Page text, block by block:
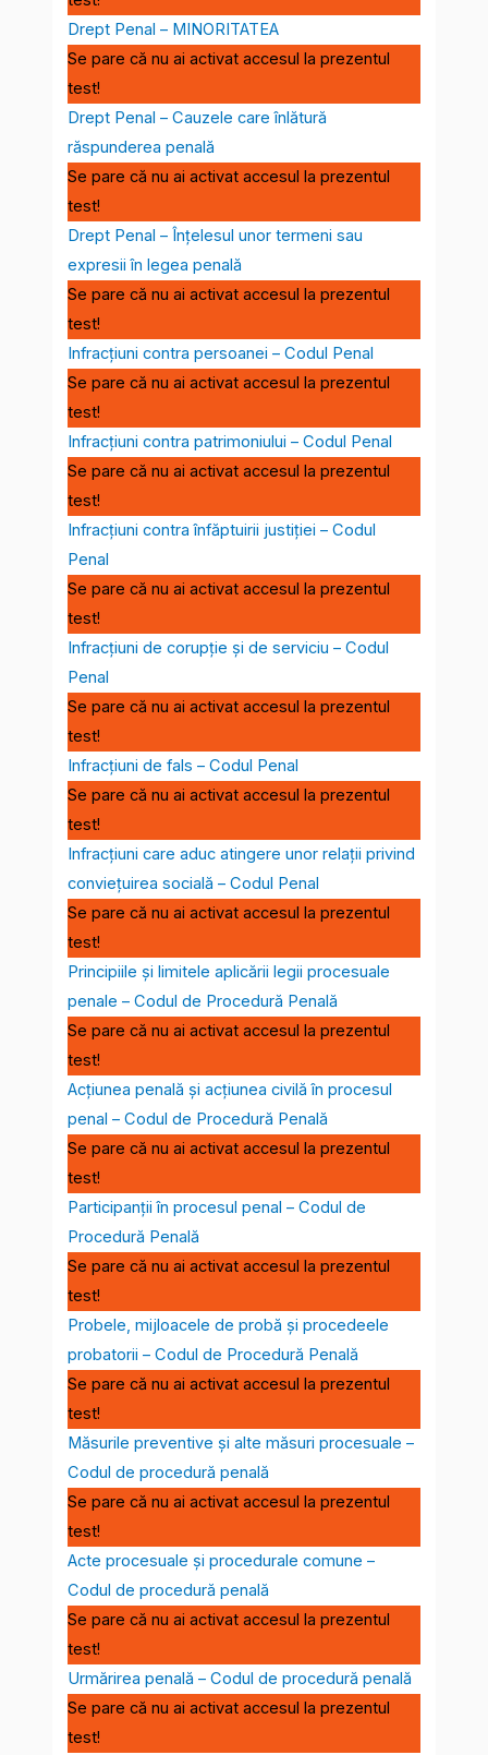
Drept Penal – MINORITATEA
Se pare că nu ai activat accesul la prezentul
test!
Drept Penal – Cauzele care înlătură
răspunderea penală
Se pare că nu ai activat accesul la prezentul
test!
Drept Penal – Înțelesul unor termeni sau
expresii în legea penală
Se pare că nu ai activat accesul la prezentul
test!
Infracţiuni contra persoanei – Codul Penal
Se pare că nu ai activat accesul la prezentul
test!
Infracţiuni contra patrimoniului – Codul Penal
Se pare că nu ai activat accesul la prezentul
test!
Infracţiuni contra înfăptuirii justiției – Codul
Penal
Se pare că nu ai activat accesul la prezentul
test!
Infracţiuni de corupție și de serviciu – Codul
Penal
Se pare că nu ai activat accesul la prezentul
test!
Infracţiuni de fals – Codul Penal
Se pare că nu ai activat accesul la prezentul
test!
Infracţiuni care aduc atingere unor relaţii privind
convieţuirea socială – Codul Penal
Se pare că nu ai activat accesul la prezentul
test!
Principiile și limitele aplicării legii procesuale
penale – Codul de Procedură Penală
Se pare că nu ai activat accesul la prezentul
test!
Acțiunea penală și acțiunea civilă în procesul
penal – Codul de Procedură Penală
Se pare că nu ai activat accesul la prezentul
test!
Participanţii în procesul penal – Codul de
Procedură Penală
Se pare că nu ai activat accesul la prezentul
test!
Probele, mijloacele de probă și procedeele
probatorii – Codul de Procedură Penală
Se pare că nu ai activat accesul la prezentul
test!
Măsurile preventive și alte măsuri procesuale –
Codul de procedură penală
Se pare că nu ai activat accesul la prezentul
test!
Acte procesuale și procedurale comune –
Codul de procedură penală
Se pare că nu ai activat accesul la prezentul
test!
Urmărirea penală – Codul de procedură penală
Se pare că nu ai activat accesul la prezentul
test!